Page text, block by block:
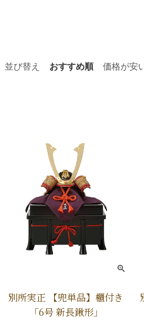
並び替え おすすめ順 価格が安
別所実正 【兜単品】櫃付き
「6号 新長鍬形」